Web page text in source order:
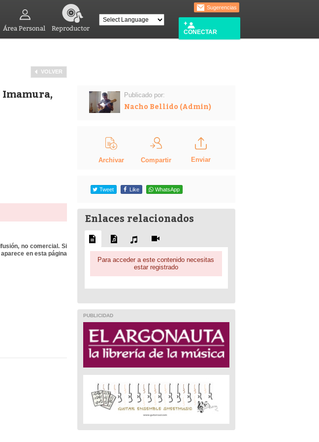
Área Personal Reproductor
Sugerencias
CONECTAR
VOLVER
Imamura,
no comercial. Si
en esta página
Publicado por:
Nacho Bellido (Admin)
Archivar Compartir Enviar
Tweet Like WhatsApp
Enlaces relacionados
Para acceder a este contenido necesitas
estar registrado
PUBLICIDAD